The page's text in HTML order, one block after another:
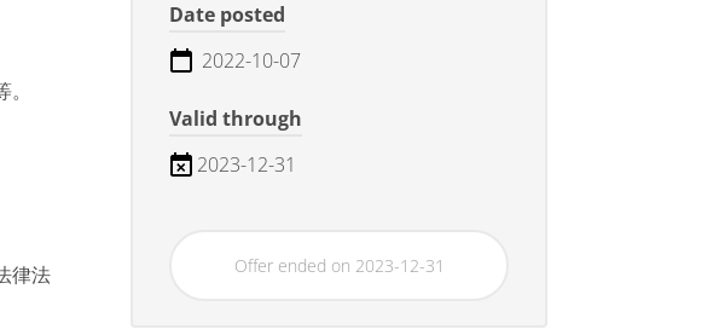
律法
Date posted
2022-10-07
Valid through
2023-12-31
Offer ended on 2023-12-31